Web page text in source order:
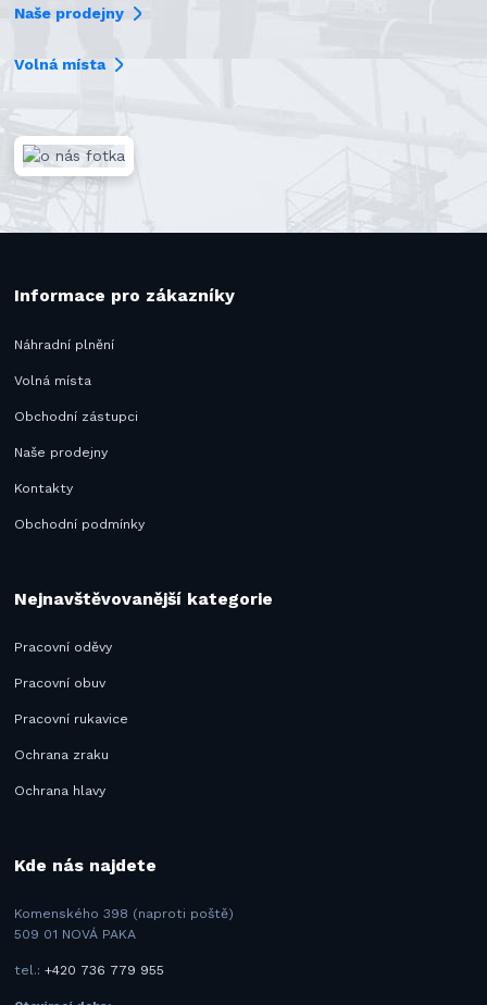
Naše prodejny
Volná místa
Informace pro zákazníky
Náhradní plnění
Volná místa
Obchodní zástupci
Naše prodejny
Kontakty
Obchodní podmínky
Nejnavštěvovanější kategorie
Pracovní oděvy
Pracovní obuv
Pracovní rukavice
Ochrana zraku
Ochrana hlavy
Kde nás najdete
Komenského 398 (naproti poště)
509 01 NOVÁ PAKA
tel.:+420 736 779 955